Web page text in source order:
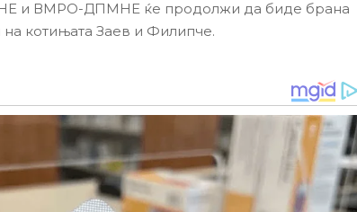
и ВМРО-ДПМНЕ ќе продолжи да биде брана
котињата Заев и Филипче.